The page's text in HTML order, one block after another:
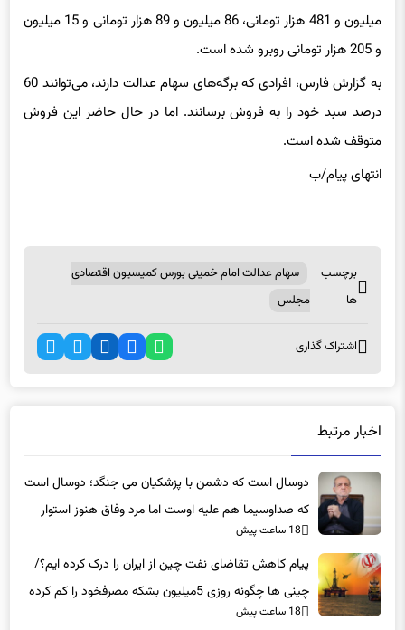
میلیون و 481 هزار تومانی، 86 میلیون و 89 هزار تومانی و 15 میلیون
و 205 هزار تومانی روبرو شده است.
به گزارش فارس، افرادی که برگه‌های سهام عدالت دارند، می‌توانند 60
درصد سبد خود را به فروش برسانند. اما در حال حاضر این فروش
متوقف شده است.
انتهای پیام/ب
برچسب
ها
سهام عدالت امام خمینی بورس کمیسیون اقتصادی
مجلس
اشتراک گذاری
اخبار مرتبط
دوسال است که دشمن با پزشکیان می جنگد؛ دوسال است
که صداوسیما هم علیه اوست اما مرد وفاق هنوز استوار
است
18 ساعت پیش
پیام کاهش تقاضای نفت چین از ایران را درک کرده ایم؟/
چینی ها چگونه روزی 5میلیون بشکه مصرفخود را کم کرده
اند؟
18 ساعت پیش